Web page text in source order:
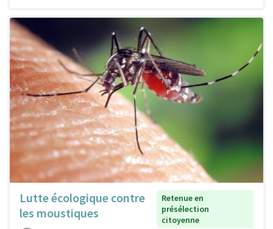
Lutte écologique contre
les moustiques
Retenue en
présélection
citoyenne